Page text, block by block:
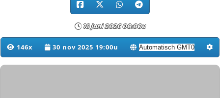
18 juni 2026 00:00u
146x 30 nov 2025 19:00u